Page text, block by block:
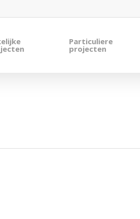
Particuliere
projecten